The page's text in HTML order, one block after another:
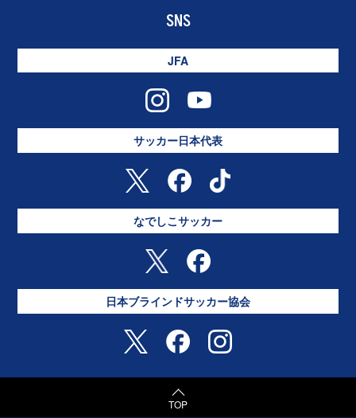
SNS
JFA
サッカー日本代表
なでしこサッカー
日本ブラインドサッカー協会
TOP